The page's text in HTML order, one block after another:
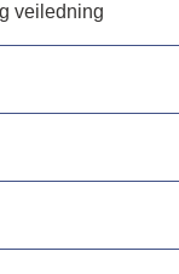
veiledning